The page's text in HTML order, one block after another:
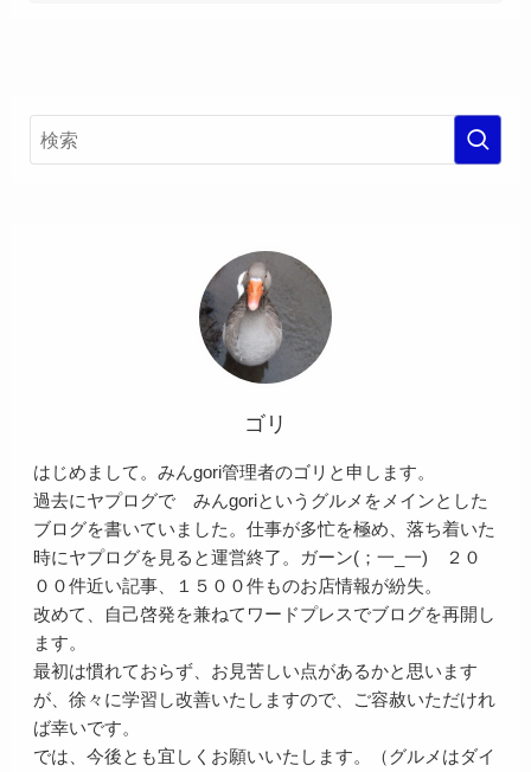
ゴリ
はじめまして。みんgori管理者のゴリと申します。
過去にヤプログで みんgoriというグルメをメインとした
ブログを書いていました。仕事が多忙を極め、落ち着いた
時にヤプログを見ると運営終了。ガーン(；一_一) ２０
００件近い記事、１５００件ものお店情報が紛失。
改めて、自己啓発を兼ねてワードプレスでブログを再開し
ます。
最初は慣れておらず、お見苦しい点があるかと思います
が、徐々に学習し改善いたしますので、ご容赦いただけれ
ば幸いです。
では、今後とも宜しくお願いいたします。（グルメはダイ